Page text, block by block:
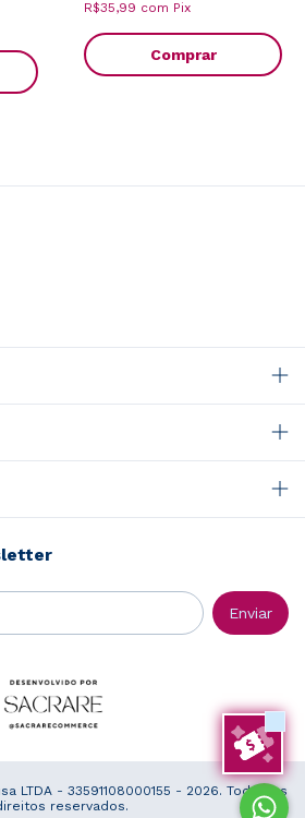
R$35,99 com Pix
LTDA - 33591108000155 - 2026. Todos os
reservados.